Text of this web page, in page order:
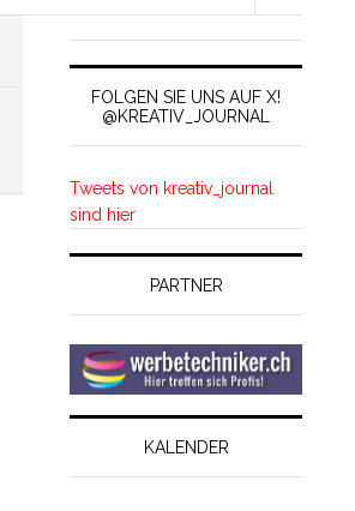
FOLGEN SIE UNS AUF X!
@KREATIV_JOURNAL
Tweets von kreativ_journal
sind hier
PARTNER
KALENDER